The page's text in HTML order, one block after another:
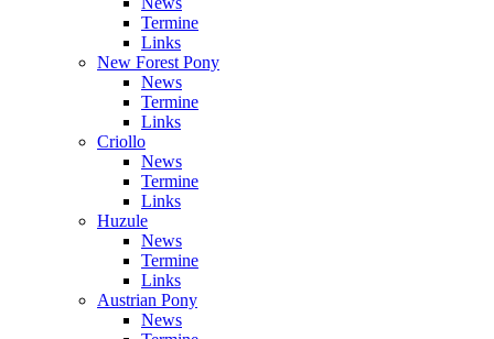
Termine
Links
New Forest Pony
News
Termine
Links
Criollo
News
Termine
Links
Huzule
News
Termine
Links
Austrian Pony
News